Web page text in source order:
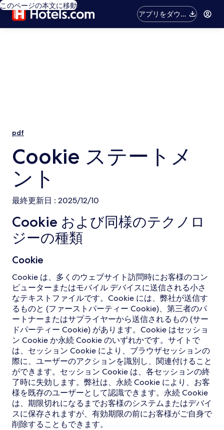
このページの本文に移動
アプリをダウン
ロード
pdf
Cookie ステートメ
ント
最終更新日 : 2025/12/10
Cookie および同様のテクノロ
ジーの種類
Cookie
Cookie は、多くのウェブサイト訪問時にお客様のコン
ピューターまたはモバイル デバイスに送信される小さ
なテキストファイルです。Cookie には、弊社が送信す
るものと (ファーストパーティー Cookie)、第三者のパ
ートナーまたはサプライヤーから送信されるもの (サー
ドパーティー Cookie) があります。Cookie はセッショ
ン Cookie か永続 Cookie のいずれかです。サイトで
は、セッション Cookie により、ブラウザセッションの
際に、ユーザーのアクションを識別し、関連付けること
ができます。セッション Cookie は、各セッションの終
了時に失効します。弊社は、永続 Cookie により、お客
様を既存のユーザーとして認識できます。永続 Cookie
は、期限切れになるまでお客様のシステムまたはデバイ
スに保存されますが、有効期限の前にお客様がご自身で
削除することもできます。